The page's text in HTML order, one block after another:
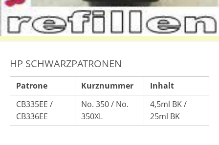
HP SCHWARZPATRONEN
Patrone Kurznummer
Inhalt
CB335EE /
CB336EE
No. 350 / No.
350XL
4,5ml BK /
25ml BK